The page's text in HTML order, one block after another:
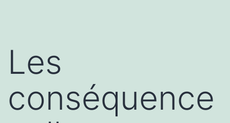
Les
conséquence